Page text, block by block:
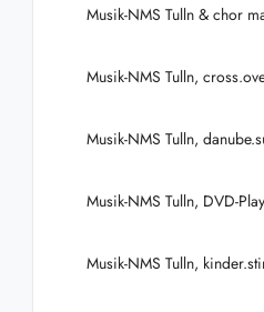
Musik-NMS Tulln & chor
Musik-NMS Tulln,
Musik-NMS Tulln,
Musik-NMS Tulln, DVD-
Musik-NMS Tulln,